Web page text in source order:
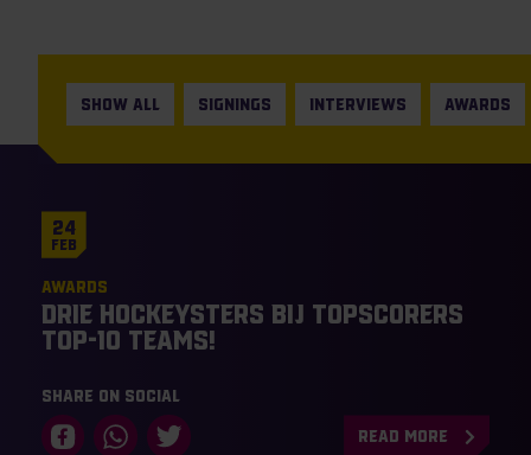
SHOW ALL SIGNINGS INTERVIEWS AWARDS
24
Feb
Awards
Drie hockeysters bij topscorers
top-10 teams!
Share on social
READ MORE